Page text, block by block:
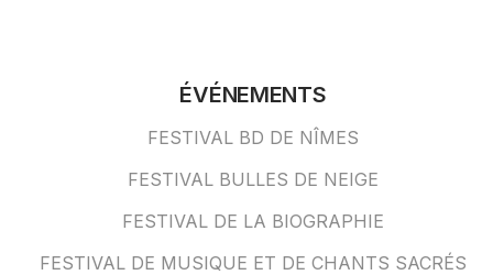
ÉVÉNEMENTS
FESTIVAL BD DE NÎMES
FESTIVAL BULLES DE NEIGE
FESTIVAL DE LA BIOGRAPHIE
FESTIVAL DE MUSIQUE ET DE CHANTS SACRÉS